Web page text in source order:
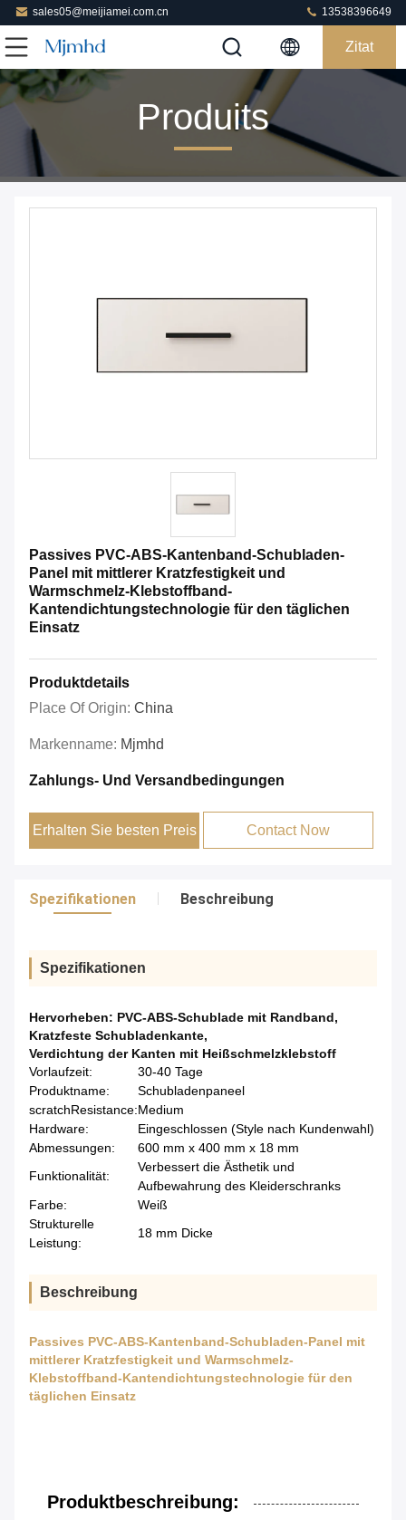
sales05@meijiamei.com.cn 13538396649
Zitat
Produits
Passives PVC-ABS-Kantenband-Schubladen-
Panel mit mittlerer Kratzfestigkeit und
Warmschmelz-Klebstoffband-
Kantendichtungstechnologie für den täglichen
Einsatz
Produktdetails
Place Of Origin: China
Markenname: Mjmhd
Zahlungs- Und Versandbedingungen
Erhalten Sie besten Preis Contact Now
Spezifikationen Beschreibung
Spezifikationen
Hervorheben: PVC-ABS-Schublade mit Randband,
Kratzfeste Schubladenkante,
Verdichtung der Kanten mit Heißschmelzklebstoff
Vorlaufzeit:
30-40 Tage
Produktname:
Schubladenpaneel
scratchResistance:Medium
Hardware:
Eingeschlossen (Style nach Kundenwahl)
Abmessungen:
600 mm x 400 mm x 18 mm
Funktionalität:
Verbessert die Ästhetik und
Aufbewahrung des Kleiderschranks
Farbe:
Weiß
Strukturelle
Leistung:
18 mm Dicke
Beschreibung
Passives PVC-ABS-Kantenband-Schubladen-Panel mit
mittlerer Kratzfestigkeit und Warmschmelz-
Klebstoffband-Kantendichtungstechnologie für den
täglichen Einsatz
Produktbeschreibung: